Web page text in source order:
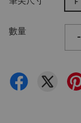
數量 -